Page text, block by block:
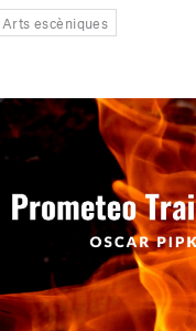
Arts escèniques